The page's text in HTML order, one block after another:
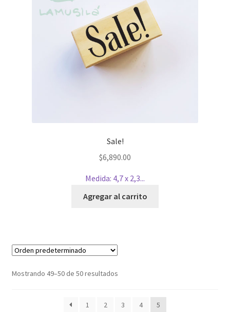
Sale!
$6,890.00
Medida: 4,7 x 2,3...
Agregar al carrito
Mostrando 49–50 de 50 resultados
1 2 3 4 5